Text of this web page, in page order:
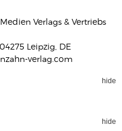
Verlags & Vertriebs
Leipzig, DE
verlag.com
hide
hide